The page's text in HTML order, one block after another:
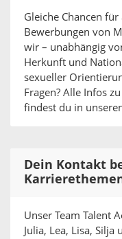
Gleiche Chancen
Bewerbungen von
wir – unabhängig
Herkunft und
sexueller
Fragen? Alle Infos
findest du in
Dein Kontakt
Unser Team Talent
Julia, Lea, Lisa,